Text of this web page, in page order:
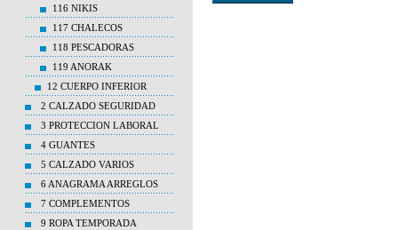
116 NIKIS
117 CHALECOS
118 PESCADORAS
119 ANORAK
12 CUERPO INFERIOR
2 CALZADO SEGURIDAD
3 PROTECCION LABORAL
4 GUANTES
5 CALZADO VARIOS
6 ANAGRAMA ARREGLOS
7 COMPLEMENTOS
9 ROPA TEMPORADA